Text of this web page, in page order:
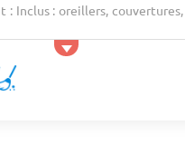
: Inclus : oreillers,